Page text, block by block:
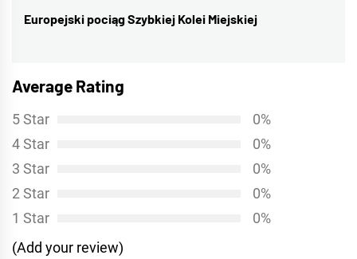
Next
Europejski pociąg Szybkiej Kolei Miejskiej
Average Rating
5 Star
0%
4 Star
0%
3 Star
0%
2 Star
0%
1 Star
0%
(Add your review)